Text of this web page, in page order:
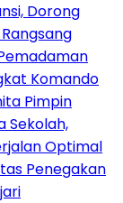
Dorong
Komando
Pimpin
Sekolah,
Optimal
Penegakan